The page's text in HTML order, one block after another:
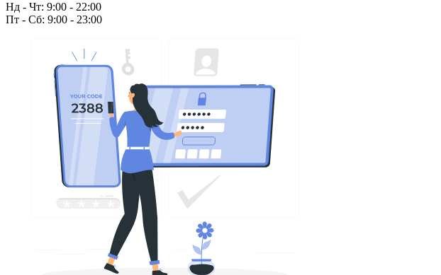
Нд - Чт: 9:00 - 22:00
Пт - Сб: 9:00 - 23:00